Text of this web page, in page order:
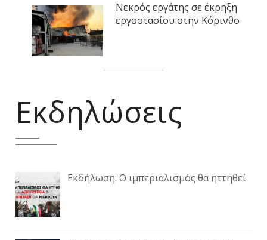
Νεκρός εργάτης σε έκρηξη
εργοστασίου στην Κόρινθο
Εκδηλώσεις
Εκδήλωση: Ο ιμπεριαλισμός θα ηττηθεί